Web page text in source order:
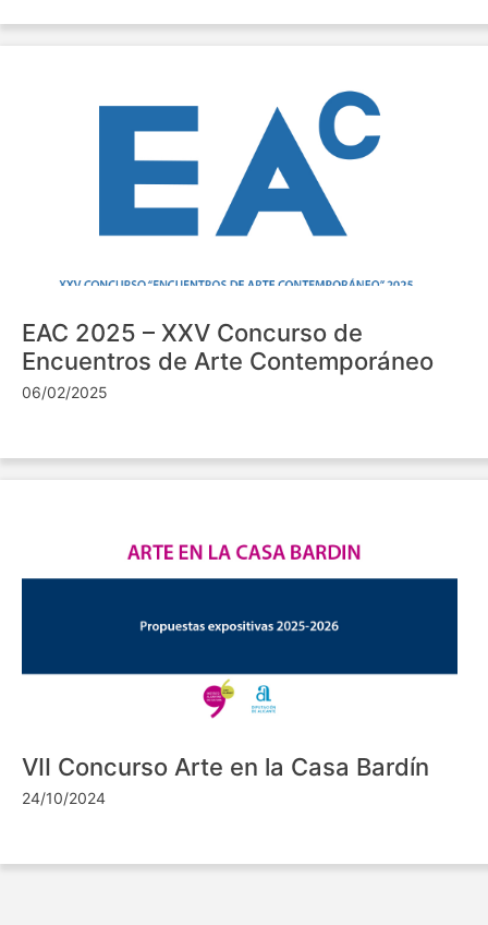
EAC 2025 – XXV Concurso de
Encuentros de Arte Contemporáneo
06/02/2025
VII Concurso Arte en la Casa Bardín
24/10/2024